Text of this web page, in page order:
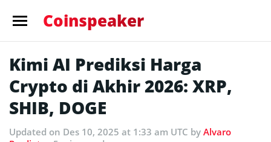
Coinspeaker
Kimi AI Prediksi Harga
Crypto di Akhir 2026: XRP,
SHIB, DOGE
Updated on Des 10, 2025 at 1:33 am UTC by Alvaro